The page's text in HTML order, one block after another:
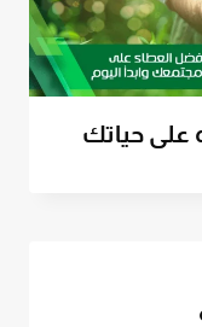
على حياتك